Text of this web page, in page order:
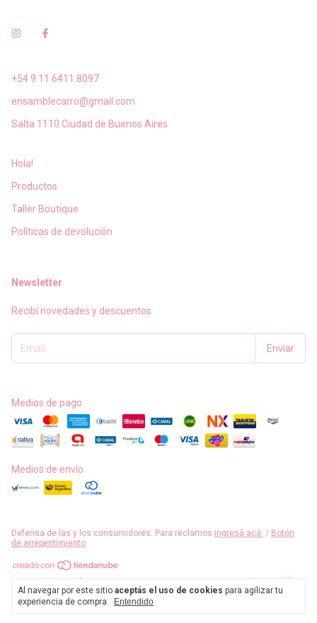
Al navegar por este sitio aceptás el uso de cookies para agilizar tu
experiencia de compra.
Entendido
+54 9 11 6411 8097
ensamblecarro@gmail.com
Salta 1110 Ciudad de Buenos Aires
Hola!
Productos
Taller Boutique
Políticas de devolución
Newsletter
Recibí novedades y descuentos
Medios de pago
Medios de envío
Defensa de las y los consumidores. Para reclamos ingresá acá. / Botón
de arrepentimiento
Copyright Carro Efectos Portantes. - 23317980434 - 2026. Todos los
derechos reservados.